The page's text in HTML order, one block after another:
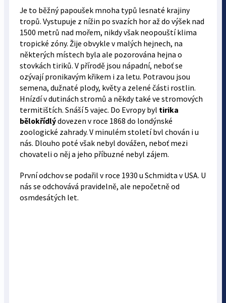
Je to běžný papoušek mnoha typů lesnaté krajiny
tropů. Vystupuje z nížin po svazích hor až do výšek nad
1500 metrů nad mořem, nikdy však neopouští klima
tropické zóny. Žije obvykle v malých hejnech, na
některých místech byla ale pozorována hejna o
stovkách tiriků. V přírodě jsou nápadní, neboť se
ozývají pronikavým křikem i za letu. Potravou jsou
semena, dužnaté plody, květy a zelené části rostlin.
Hnízdí v dutinách stromů a někdy také ve stromových
termitištích. Snáší 5 vajec. Do Evropy byl tirika
bělokřídlýdovezen v roce 1868 do londýnské
zoologické zahrady. V minulém století bvl chován i u
nás. Dlouho poté však nebyl dovážen, neboť mezi
chovateli o něj a jeho příbuzné nebyl zájem.
První odchov se podařil v roce 1930 u Schmidta v USA. U
nás se odchovává pravidelně, ale nepočetně od
osmdesátých let.